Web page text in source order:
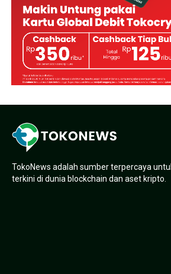
TokoNews adalah sumber terpercaya
terkini di dunia blockchain dan aset kripto.